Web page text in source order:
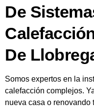
De
De
Somos expertos en la
calefacción complejos.
nueva casa o renovando